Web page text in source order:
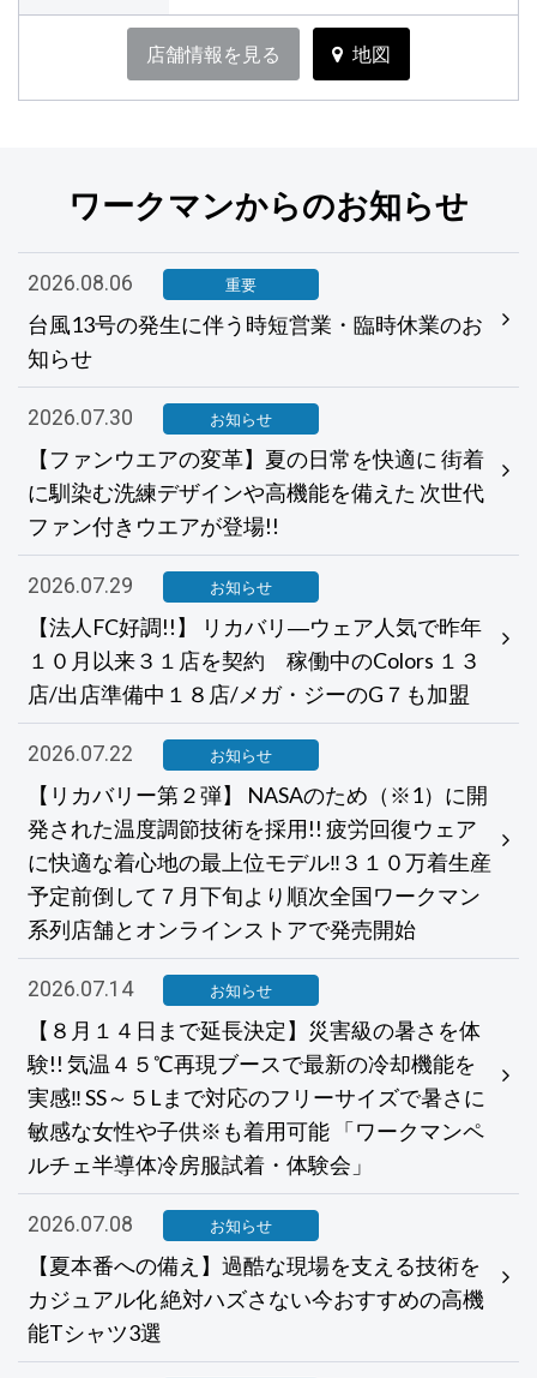
店舗情報を見る 地図
ワークマンからのお知らせ
2026.08.06 重要
台風13号の発生に伴う時短営業・臨時休業のお
知らせ
2026.07.30 お知らせ
【ファンウエアの変革】夏の日常を快適に 街着
に馴染む洗練デザインや高機能を備えた 次世代
ファン付きウエアが登場!!
2026.07.29 お知らせ
【法人FC好調!!】 リカバリ―ウェア人気で昨年
１０月以来３１店を契約 稼働中のColors １３
店/出店準備中１８店/メガ・ジーのG７も加盟
2026.07.22 お知らせ
【リカバリー第２弾】 NASAのため（※1）に開
発された温度調節技術を採用!! 疲労回復ウェア
に快適な着心地の最上位モデル‼３１０万着生産
予定前倒して７月下旬より順次全国ワークマン
系列店舗とオンラインストアで発売開始
2026.07.14 お知らせ
【８月１４日まで延長決定】災害級の暑さを体
験!! 気温４５℃再現ブースで最新の冷却機能を
実感‼ SS～５Lまで対応のフリーサイズで暑さに
敏感な女性や子供※も着用可能 「ワークマンペ
ルチェ半導体冷房服試着・体験会」
2026.07.08 お知らせ
【夏本番への備え】過酷な現場を支える技術を
カジュアル化 絶対ハズさない今おすすめの高機
能Tシャツ3選